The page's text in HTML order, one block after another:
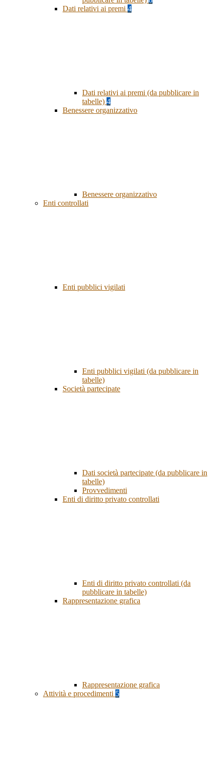
Dati relativi ai premi 4
Dati relativi ai premi (da pubblicare in
tabelle) 4
Benessere organizzativo
Benessere organizzativo
Enti controllati
Enti pubblici vigilati
Enti pubblici vigilati (da pubblicare in
tabelle)
Società partecipate
Dati società partecipate (da pubblicare in
tabelle)
Provvedimenti
Enti di diritto privato controllati
Enti di diritto privato controllati (da
pubblicare in tabelle)
Rappresentazione grafica
Rappresentazione grafica
Attività e procedimenti 5